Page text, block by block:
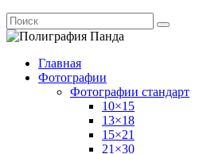
Главная
Фотографии
Фотографии стандарт
10×15
13×18
15×21
21×30